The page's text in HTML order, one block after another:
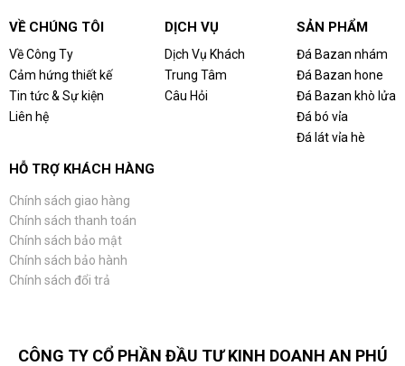
VỀ CHÚNG TÔI
Về Công Ty
Cảm hứng thiết kế
Tin tức & Sự kiện
Liên hệ
DỊCH VỤ
Dịch Vụ Khách
Trung Tâm
Câu Hỏi
SẢN PHẨM
Đá Bazan nhám
Đá Bazan hone
Đá Bazan khò lửa
Đá bó vỉa
Đá lát vỉa hè
HỖ TRỢ KHÁCH HÀNG
Chính sách giao hàng
Chính sách thanh toán
Chính sách bảo mật
Chính sách bảo hành
Chính sách đổi trả
CÔNG TY CỔ PHẦN ĐẦU TƯ KINH DOANH AN PHÚ